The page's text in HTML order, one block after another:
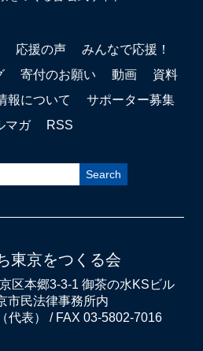
応援の声
みんなで応援！
寄付のお願い 動画
資料
報について
サポーター募集
マガ
RSS
東京をつくる会
区本郷3-3-1 御茶の水KSビル
市民法律事務所内
代表） / FAX 03-5802-7016